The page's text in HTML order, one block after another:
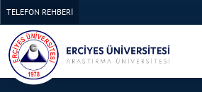
TELEFON REHBERİ